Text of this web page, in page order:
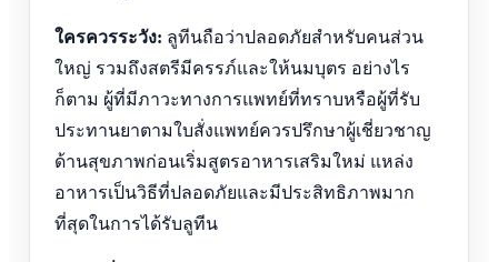
ใครควรระวัง: ลูทีนถือว่าปลอดภัยสำหรับคนส่วน
ใหญ่ รวมถึงสตรีมีครรภ์และให้นมบุตร อย่างไร
ก็ตาม ผู้ที่มีภาวะทางการแพทย์ที่ทราบหรือผู้ที่รับ
ประทานยาตามใบสั่งแพทย์ควรปรึกษาผู้เชี่ยวชาญ
ด้านสุขภาพก่อนเริ่มสูตรอาหารเสริมใหม่ แหล่ง
อาหารเป็นวิธีที่ปลอดภัยและมีประสิทธิภาพมาก
ที่สุดในการได้รับลูทีน